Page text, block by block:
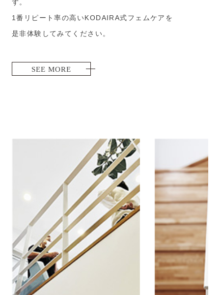
ず。
1番リピート率の高いKODAIRA式フェムケアを
是非体験してみてください。
SEE MORE